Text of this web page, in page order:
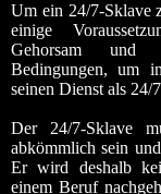
Um ein 24/7-Sklave
einige
Gehorsam und
Bedingungen, um
seinen Dienst als 24/
Der 24/7-Sklave
abkömmlich sein
Er wird deshalb
einem Beruf